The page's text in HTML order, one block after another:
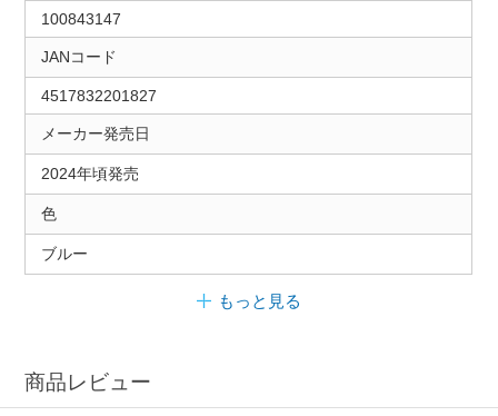
100843147
JANコード
4517832201827
メーカー発売日
2024年頃発売
色
ブルー
もっと見る
商品レビュー